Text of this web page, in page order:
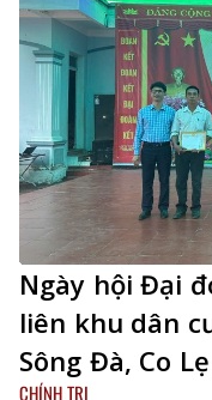
Ngày hội Đại
liên khu dân
Sông Đà, Co
CHÍNH TRỊ